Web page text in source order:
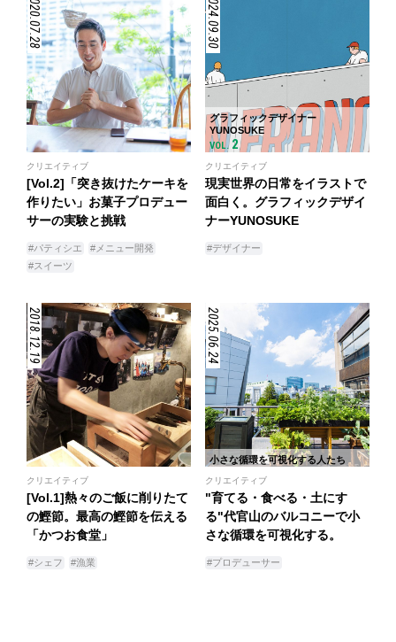
2020.07.28
クリエイティブ
[Vol.2]「突き抜けたケーキを
作りたい」お菓子プロデュー
サーの実験と挑戦
#パティシエ
#メニュー開発
#スイーツ
2024.09.30
グラフィックデザイナー
YUNOSUKE
VOL. 2
クリエイティブ
現実世界の日常をイラストで
面白く。グラフィックデザイ
ナーYUNOSUKE
#デザイナー
2018.12.19
クリエイティブ
[Vol.1]熱々のご飯に削りたて
の鰹節。最高の鰹節を伝える
「かつお食堂」
#シェフ #漁業
2025.06.24
小さな循環を可視化する人たち
クリエイティブ
"育てる・食べる・土にす
る"代官山のバルコニーで小
さな循環を可視化する。
#プロデューサー